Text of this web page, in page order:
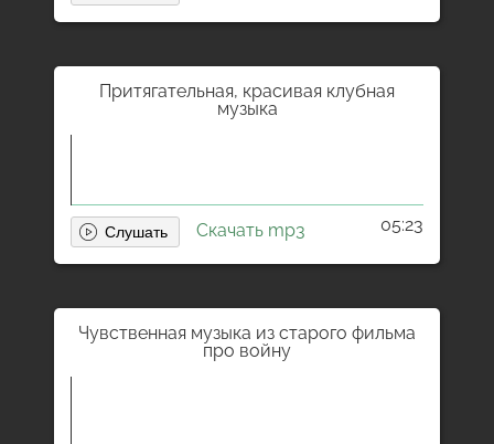
Притягательная, красивая клубная
музыка
Скачать mp3 05:23
Чувственная музыка из старого фильма
про войну